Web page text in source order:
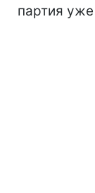
партия